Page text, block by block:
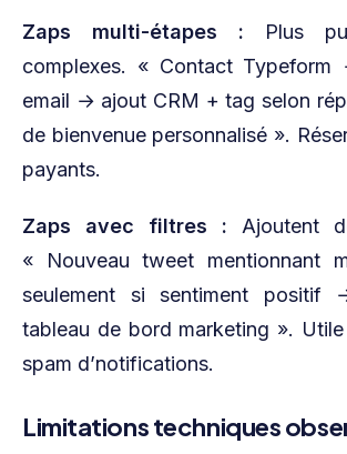
Zaps multi-étapes : Plus
complexes. « Contact
email → ajout CRM + tag selon
de bienvenue personnalisé ».
payants.
Zaps avec filtres : Ajoutent
« Nouveau tweet mentionnant
seulement si sentiment positif
tableau de bord marketing ».
spam d’notifications.
Limitations techniques